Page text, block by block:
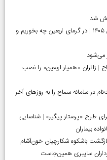
شد
توصیه‌های تغذیه‌ای برای زائران اربعین ۱۴۰۵ | در گرمای اربعین چه بخوریم و
زائران «همیار اربعین» را نصب
۱۴۰۵ بخوانند | ثبت‌نام در سامانه سماح را به روز‌های آخر
طرح «پرستار پیگیر» | شناسایی
سایبری همین‌جاست